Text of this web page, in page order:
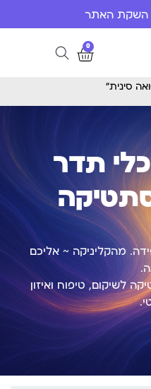
0
סינית”
תדר
מהקליניקה ~ אליכם
לשיקום, טיפוח ואיזון